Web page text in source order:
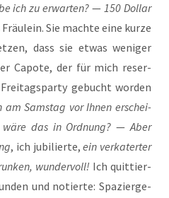
ich zu erwar­ten? —150 Dol­lar
Sie mach­te eine kur­ze
dass sie etwas weni­ger
Capo­te, der für mich reser­
gebucht wor­den
am Sams­tag vor Ihnen erschei­
das in Ord­nung? —Aber
, ich jubi­lier­te,ein ver­ka­ter­ter
wun­der­voll! Ich quit­tier­
und notier­te: Spa­zier­ge­